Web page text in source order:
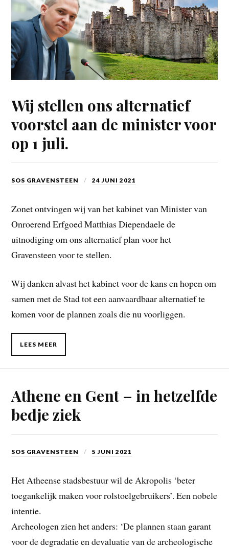
Wij stellen ons alternatief
voorstel aan de minister voor
op 1 juli.
SOS GRAVENSTEEN 24 JUNI 2021
Zonet ontvingen wij van het kabinet van Minister van
Onroerend Erfgoed Matthias Diependaele de
uitnodiging om ons alternatief plan voor het
Gravensteen voor te stellen.
Wij danken alvast het kabinet voor de kans en hopen om
samen met de Stad tot een aanvaardbaar alternatief te
komen voor de plannen zoals die nu voorliggen.
LEES MEER
Athene en Gent – in hetzelfde
bedje ziek
SOS GRAVENSTEEN 5 JUNI 2021
Het Atheense stadsbestuur wil de Akropolis ‘beter
toegankelijk maken voor rolstoelgebruikers’. Een nobele
intentie.
Archeologen zien het anders: ‘De plannen staan garant
voor de degradatie en devaluatie van de archeologische